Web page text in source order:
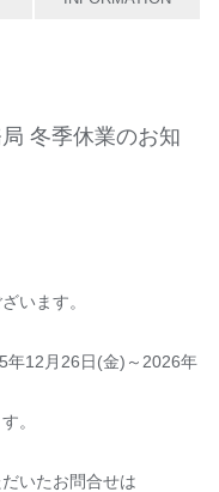
冬季休業のお知
います。
年12月26日(金)～2026年
。
いたお問合せは